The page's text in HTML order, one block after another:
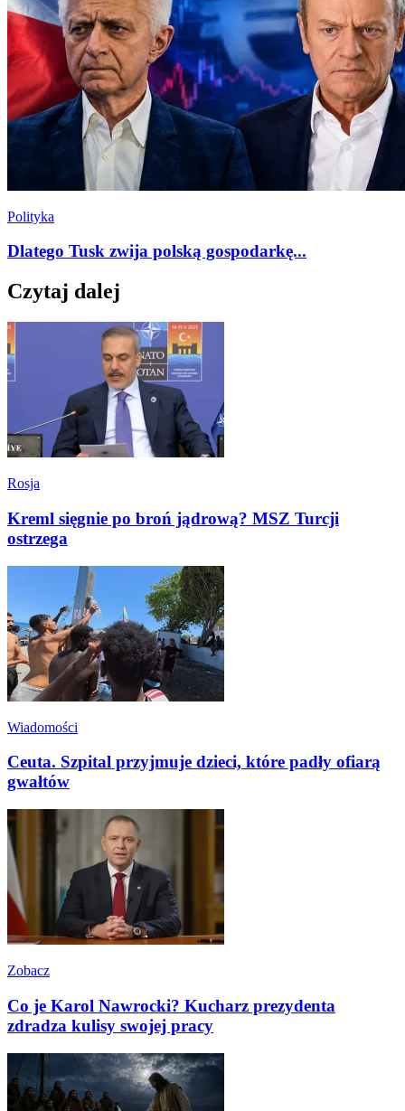
Polityka
Dlatego Tusk zwija polską gospodarkę...
Czytaj dalej
Rosja
Kreml sięgnie po broń jądrową? MSZ Turcji
ostrzega
Wiadomości
Ceuta. Szpital przyjmuje dzieci, które padły ofiarą
gwałtów
Zobacz
Co je Karol Nawrocki? Kucharz prezydenta
zdradza kulisy swojej pracy